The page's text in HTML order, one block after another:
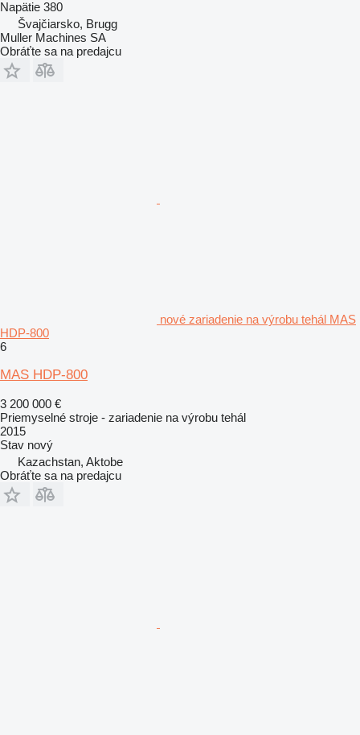
Napätie 380
Švajčiarsko, Brugg
Muller Machines SA
Obráťte sa na predajcu
nové zariadenie na výrobu tehál MAS
HDP-800
6
MAS HDP-800
3 200 000 €
Priemyselné stroje - zariadenie na výrobu tehál
2015
Stav nový
Kazachstan, Aktobe
Obráťte sa na predajcu